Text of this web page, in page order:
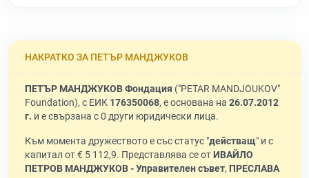
НАКРАТКО ЗА ПЕТЪР МАНДЖУКОВ
ПЕТЪР МАНДЖУКОВ Фондация ("PETAR MANDJOUKOV"
Foundation), с ЕИК 176350068, е основана на 26.07.2012
г. и е свързана с 0 други юридически лица.
Към момента дружеството е със статус "действащ" и с
капитал от € 5 112,9. Представлява се отИВАЙЛО
ПЕТРОВ МАНДЖУКОВ - Управителен съвет, ПРЕСЛАВА